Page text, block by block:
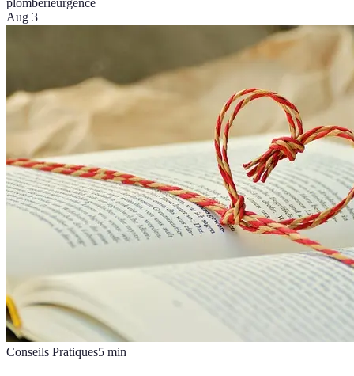
plomberieurgence
Aug 3
Conseils Pratiques5 min